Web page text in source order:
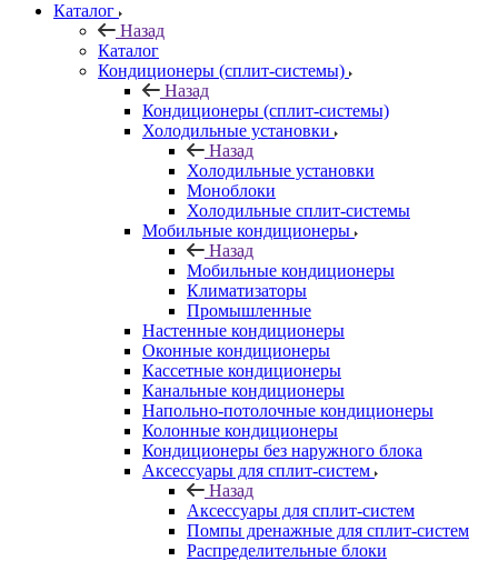
Каталог
Назад
Каталог
Кондиционеры (сплит-системы)
Назад
Кондиционеры (сплит-системы)
Холодильные установки
Назад
Холодильные установки
Моноблоки
Холодильные сплит-системы
Мобильные кондиционеры
Назад
Мобильные кондиционеры
Климатизаторы
Промышленные
Настенные кондиционеры
Оконные кондиционеры
Кассетные кондиционеры
Канальные кондиционеры
Напольно-потолочные кондиционеры
Колонные кондиционеры
Кондиционеры без наружного блока
Аксессуары для сплит-систем
Назад
Аксессуары для сплит-систем
Помпы дренажные для сплит-систем
Распределительные блоки